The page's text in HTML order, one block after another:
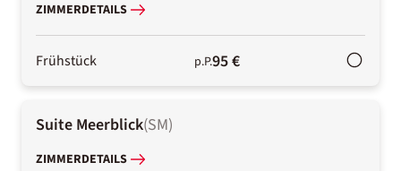
ZIMMERDETAILS
Frühstück p.P.95 €
Suite Meerblick(SM)
ZIMMERDETAILS